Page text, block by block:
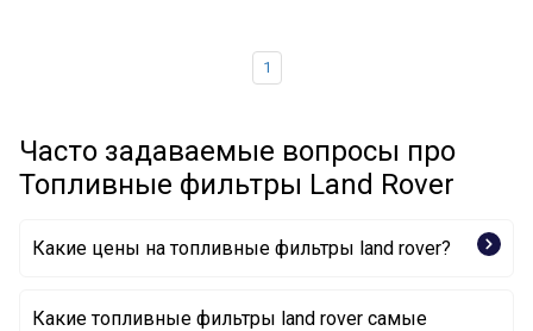
1
Часто задаваемые вопросы про
Топливные фильтры Land Rover
Какие цены на топливные фильтры land rover?
Какие топливные фильтры land rover самые